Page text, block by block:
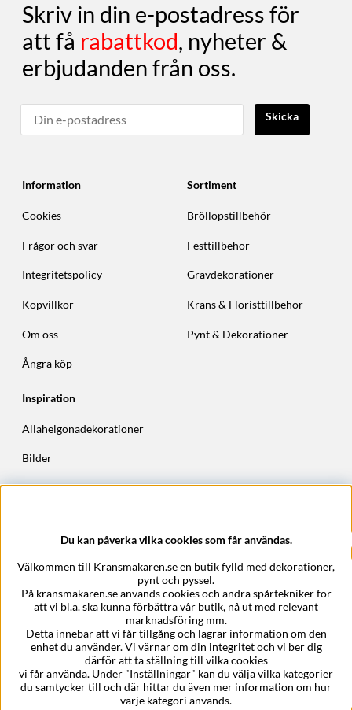
Skriv in din e-postadress för
att få rabattkod, nyheter &
erbjudanden från oss.
Skicka
Information
Cookies
Frågor och svar
Integritetspolicy
Köpvillkor
Om oss
Ångra köp
Sortiment
Bröllopstillbehör
Festtillbehör
Gravdekorationer
Krans & Floristtillbehör
Pynt & Dekorationer
Inspiration
Allahelgonadekorationer
Bilder
Höstkransar
Epost:support@kransmakaren.se
Du kan påverka vilka cookies som får användas.
Välkommen till Kransmakaren.se en butik fylld med dekorationer,
pynt och pyssel.
På kransmakaren.se används cookies och andra spårtekniker för
att vi bl.a. ska kunna förbättra vår butik, nå ut med relevant
marknadsföring mm.
Detta innebär att vi får tillgång och lagrar information om den
enhet du använder. Vi värnar om din integritet och vi ber dig
därför att ta ställning till vilka cookies
vi får använda. Under "Inställningar" kan du välja vilka kategorier
du samtycker till och där hittar du även mer information om hur
varje kategori används.